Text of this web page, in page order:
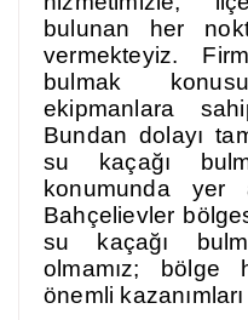
bulunan her
vermekteyiz.
bulmak
ekipmanlara
Bundan dolayı
su kaçağı
konumunda yer
Bahçelievler
su kaçağı
olmamız; bölge
önemli